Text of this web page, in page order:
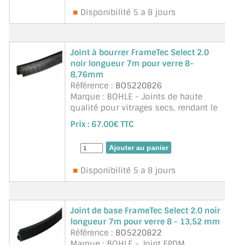
Disponibilité 5 a 8 jours
Joint à bourrer FrameTec Select 2.0
noir longueur 7m pour verre 8-
8,76mm
Référence : BO5220826
Marque : BOHLE - Joints de haute
qualité pour vitrages secs, rendant le
silicone superflu. Le joint en coin fixe
la vitre de manière sûre et solide dans
le profil du vitrage et de l'huisserie
Prix : 67.00€ TTC
Disponibilité 5 a 8 jours
Joint de base FrameTec Select 2.0 noir
longueur 7m pour verre 8 - 13,52 mm
Référence : BO5220822